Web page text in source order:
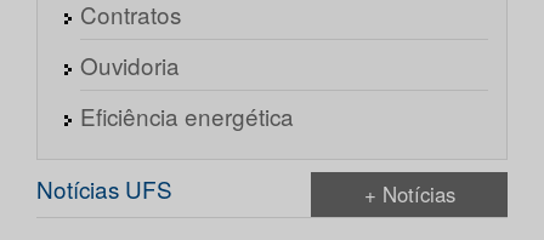
Contratos
Ouvidoria
Eficiência energética
Notícias UFS + Notícias